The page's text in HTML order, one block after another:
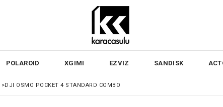
POLAROID XGIMI EZVIZ SANDISK
>DJI OSMO POCKET 4 STANDARD COMBO